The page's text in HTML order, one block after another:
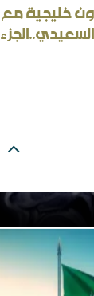
وأحمد
خليجية مع